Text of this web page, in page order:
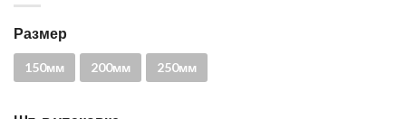
Размер
150мм 200мм 250мм